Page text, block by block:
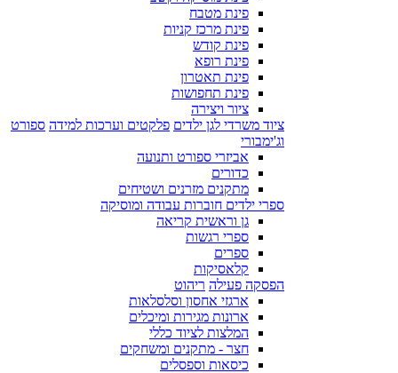
פינת מטבח
פינת מרכז קניות
פינת קודש
פינת רופא
פינת תאטרון
פינת תחפושות
ציור ויצירה
ציוד משרדי לגן ילדים פלקטים וערכות למידה ספורט
וג'ימבורי
אביזרי ספורט ותנועה
כדורים
מתקנים מזרנים ושטיחים
ספרי ילדים חוברות עבודה ומוסיקה
גן וראשית קריאה
ספרי רגשות
ספרים
קלאסיקות
הפסקה פעילה ריהוט
ארגזי אחסון וסלסלאות
ארונות מגירות ומיכלים
המלצות לציוד כללי
חצר - מתקנים ומשחקים
כיסאות וספסלים